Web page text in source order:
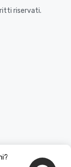
riservati.